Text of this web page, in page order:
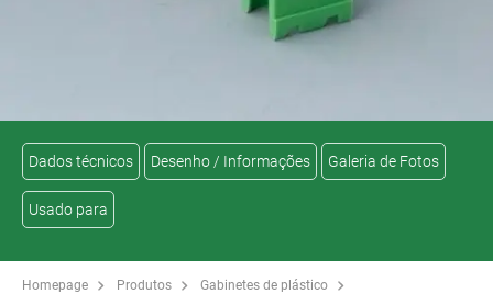
Dados técnicos Desenho / Informações Galeria de Fotos
Usado para
Homepage Produtos
Gabinetes de plástico